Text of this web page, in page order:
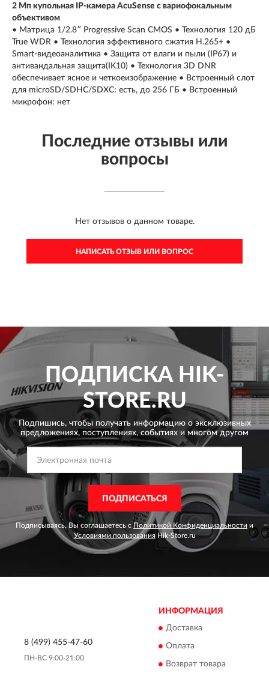
2 Мп купольная IP-камера AcuSense с вариофокальным
объективом
• Матрица 1/2.8″ Progressive Scan CMOS • Технология 120 дБ
True WDR • Технология эффективного сжатия H.265+ •
Smart-видеоаналитика • Защита от влаги и пыли (IP67) и
антивандальная защита(IK10) • Технология 3D DNR
обеспечивает ясное и четкоеизображение • Встроенный слот
для microSD/SDHC/SDXC: есть, до 256 ГБ • Встроенный
микрофон: нет
Последние отзывы или
вопросы
Нет отзывов о данном товаре.
НАПИСАТЬ ОТЗЫВ ИЛИ ВОПРОС
ПОДПИСКАHIK-
STORE.RU
Подпишись, чтобы получать информацию о эксклюзивных
предложениях, поступлениях, событиях и многом другом
ПОДПИСАТЬСЯ
Подписываясь, Вы соглашаетесь сПолитикой Конфиденциальности и
Условиями пользованияHik-Store.ru
8 (499) 455-47-60
ПН-ВС 9:00-21:00
ИНФОРМАЦИЯ
Доставка
Оплата
Возврат товара